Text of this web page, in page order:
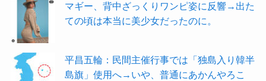
マギー、背中ざっくりワンピ姿に反響→出た
ての頃は本当に美少女だったのに。
平昌五輪：民間主催行事では「独島入り韓半
島旗」使用へ→いや、普通にあかんやろこ